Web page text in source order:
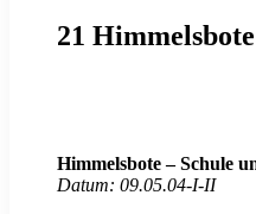
21
Himmelsbote – Schule
Datum: 09.05.04-I-II